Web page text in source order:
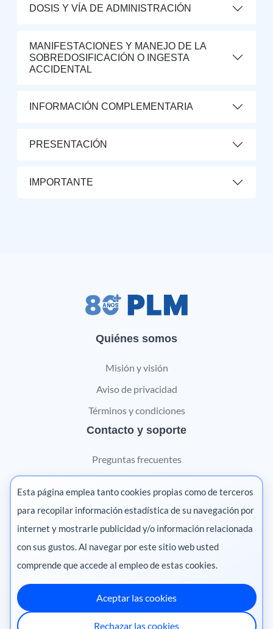
DOSIS Y VÍA DE ADMINISTRACIÓN
MANIFESTACIONES Y MANEJO DE LA
SOBREDOSIFICACIÓN O INGESTA
ACCIDENTAL
INFORMACIÓN COMPLEMENTARIA
PRESENTACIÓN
IMPORTANTE
Quiénes somos
Misión y visión
Aviso de privacidad
Términos y condiciones
Contacto y soporte
Preguntas frecuentes
Contáctanos
Marketing digital
Pharma
México
·
Ecuador·Perú·
Esta página emplea tanto cookies propias como de terceros
para recopilar información estadística de su navegación por
internet y mostrarle publicidad y/o información relacionada
con sus gustos. Al navegar por este sitio web usted
comprende que accede al empleo de estas cookies.
Aceptar las cookies
Rechazar las cookies